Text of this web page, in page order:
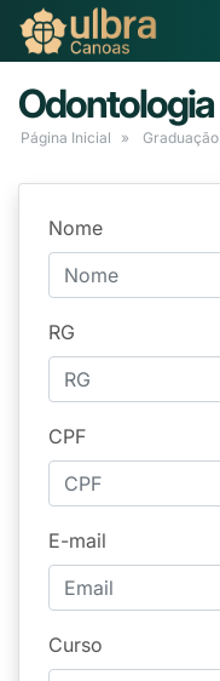
Odontologia
Página Inicial Graduação
Nome
RG
CPF
E-mail
Curso